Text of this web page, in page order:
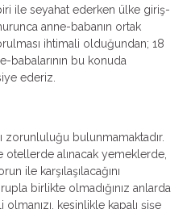
ile seyahat ederken ülke giriş-
anne-babanın ortak
ihtimali olduğundan; 18
babalarının bu konuda
ederiz.
zorunluluğu bulunmamaktadır.
otellerde alınacak yemeklerde,
ile karşılaşılacağını
birlikte olmadığınız anlarda
kesinlikle kapalı şişe